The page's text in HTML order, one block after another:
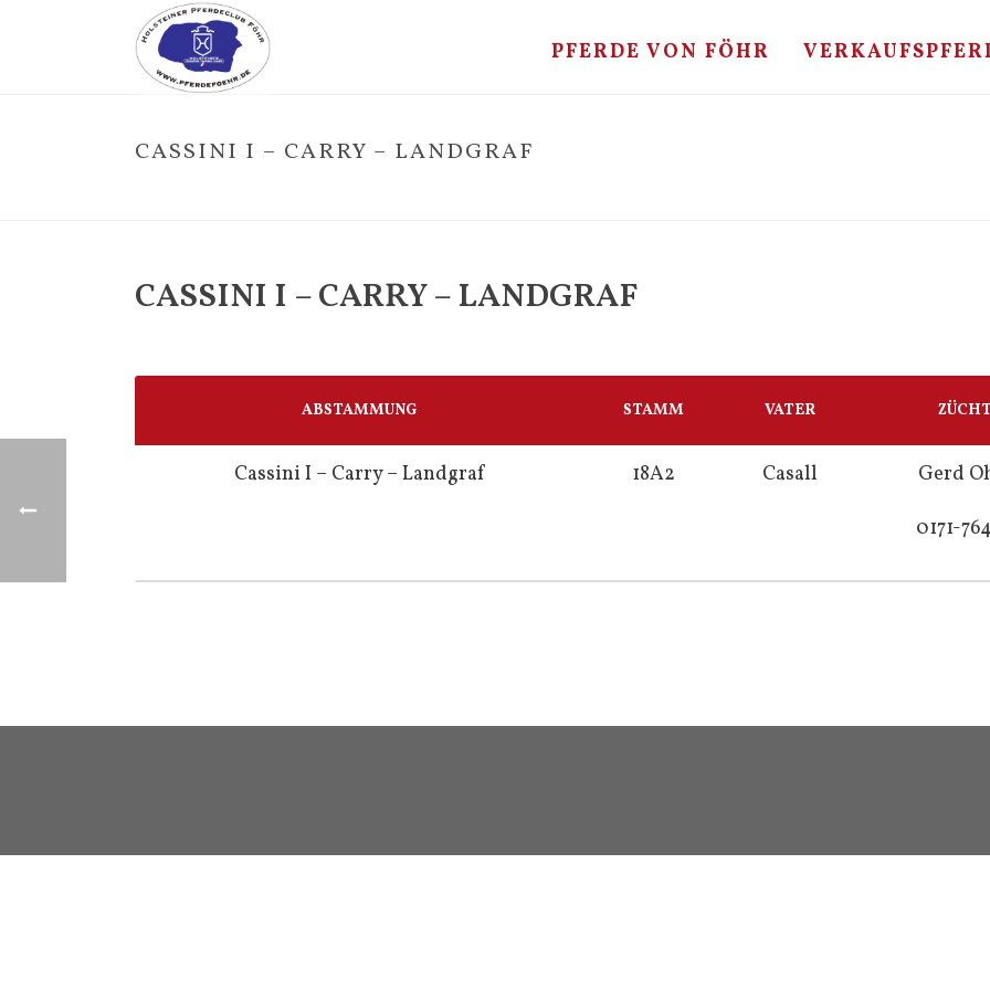
PFERDE VON FÖHR
CASSINI I – CARRY – LANDGRAF
CASSINI I – CARRY – LANDGRAF
ABSTAMMUNG STAMM VATER
Cassini I – Carry – Landgraf 18A2 Casall
Gerd
0171-